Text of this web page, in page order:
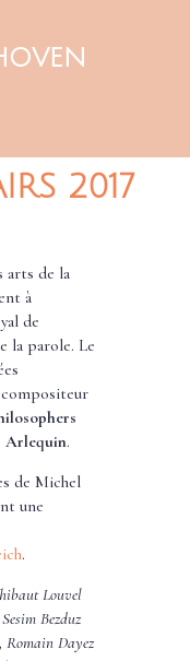
2017
arts de la
à
de
la parole. Le
Arlequin.
de Michel
une
.
Louvel
Sesim Bezduz
Romain Dayez